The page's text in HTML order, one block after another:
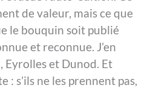
de valeur, mais ce que
le bouquin soit publié
et reconnue. J’en
Eyrolles et Dunod. Et
: s’ils ne les prennent pas,